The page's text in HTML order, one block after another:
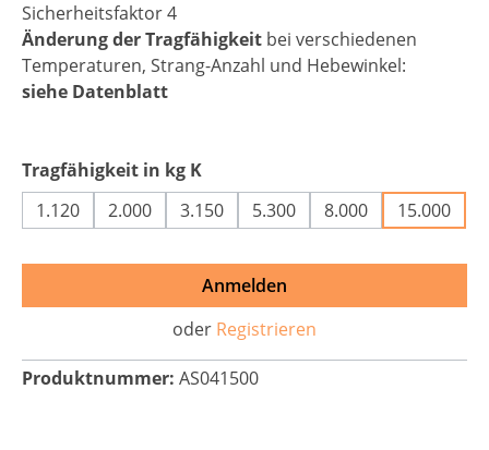
Sicherheitsfaktor 4
Änderung der Tragfähigkeit bei verschiedenen
Temperaturen, Strang-Anzahl und Hebewinkel:
siehe Datenblatt
Tragfähigkeit in kg Kauswählen
1.120
2.000 3.150 5.300 8.000 15.000
Anmelden
oder Registrieren
Produktnummer: AS041500